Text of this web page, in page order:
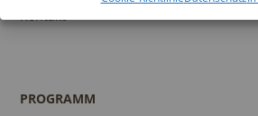
Kontakt
PROGRAMM